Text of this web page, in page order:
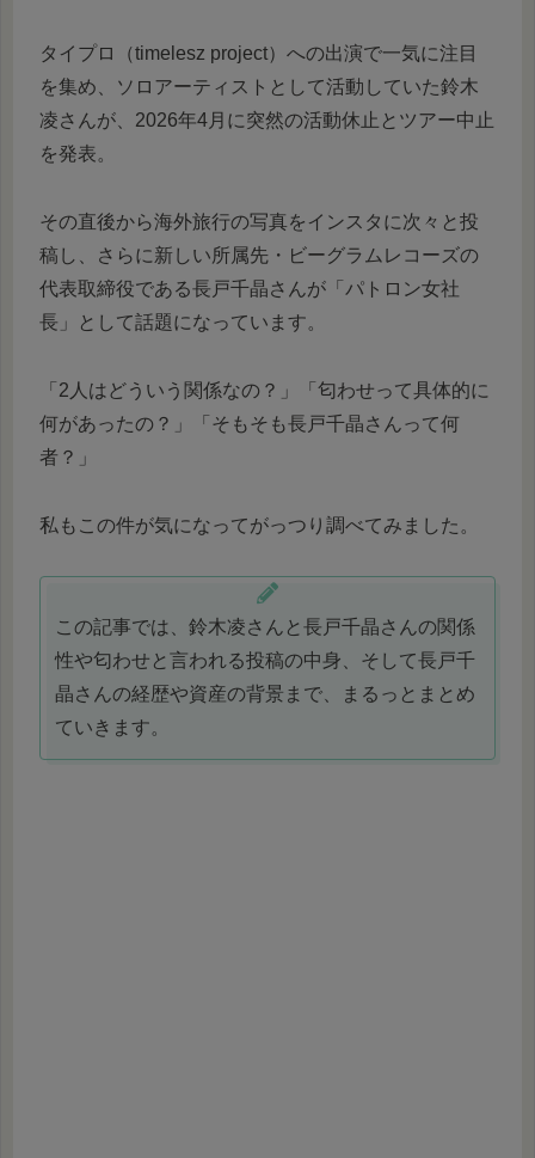
タイプロ（timelesz project）への出演で一気に注目
を集め、ソロアーティストとして活動していた鈴木
凌さんが、2026年4月に突然の活動休止とツアー中止
を発表。
その直後から海外旅行の写真をインスタに次々と投
稿し、さらに新しい所属先・ビーグラムレコーズの
代表取締役である長戸千晶さんが「パトロン女社
長」として話題になっています。
「2人はどういう関係なの？」「匂わせって具体的に
何があったの？」「そもそも長戸千晶さんって何
者？」
私もこの件が気になってがっつり調べてみました。
この記事では、鈴木凌さんと長戸千晶さんの関係
性や匂わせと言われる投稿の中身、そして長戸千
晶さんの経歴や資産の背景まで、まるっとまとめ
ていきます。